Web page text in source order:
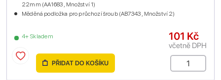
4+ Skladem
22mm (AA1683 , Množství 1)
Měděná podložka pro průchozí šroub (AB7343 , Množství 2)
101 Kč
včetně DPH
PŘIDAT DO KOŠÍKU